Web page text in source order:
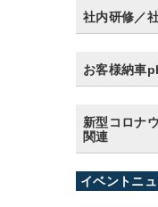
社内研修／
お客様納車
新型コロナ
関連
イベントニ